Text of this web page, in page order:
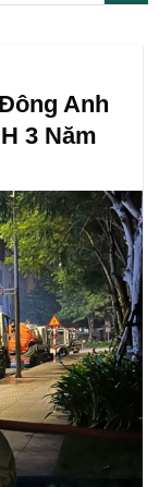
Anh
3 Năm